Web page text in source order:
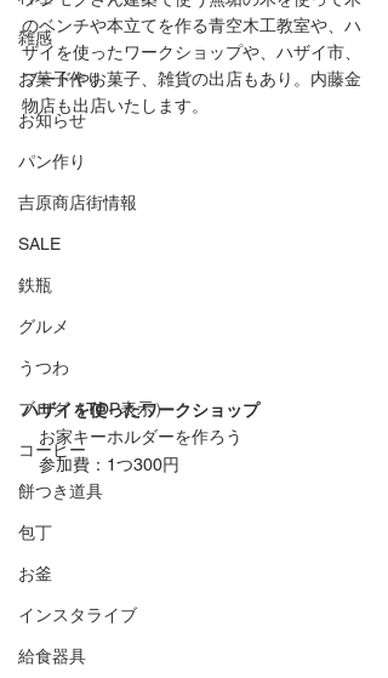
雑感
お菓子作り
お知らせ
パン作り
吉原商店街情報
SALE
鉄瓶
グルメ
うつわ
ブログ（TOP表示）
コーヒー
餅つき道具
包丁
お釜
インスタライブ
給食器具
のベンチや本立てを作る青空木工教室や、ハ
ザイを使ったワークショップや、ハザイ市、
フードやお菓子、雑貨の出店もあり。内藤金
物店も出店いたします。
ハザイを使ったワークショップ
お家キーホルダーを作ろう
参加費：1つ300円